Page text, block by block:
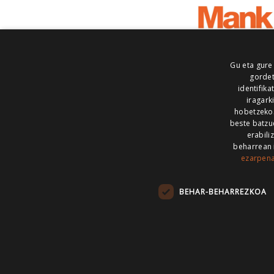
ALEA
MAILOPE NOAUA
Gu eta
hobetzeko.
beste
beharrean
BEHAR-BEHARREZKOA